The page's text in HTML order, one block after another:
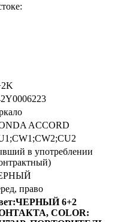
ACCORD
в употреблении
право
6+2
COLOR: